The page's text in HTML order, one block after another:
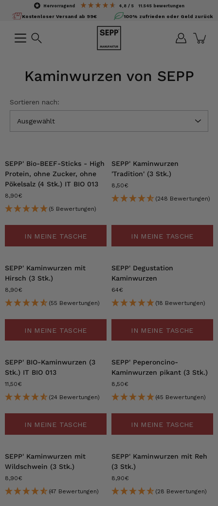
überspringen
Kostenloser Versand ab 99€
hervorragend 4,8 / 5 11.545 bewertungen
100% zufrieden oder Geld zurück
Kaminwurzen von SEPP
Sortieren nach:
Ausgewählt
SEPP' Bio-BEEF-Sticks - High
Protein, ohne Zucker, ohne
Pökelsalz (4 Stk.) IT BIO 013
8,90€
(5 Bewertungen)
IN MEINE TASCHE
SEPP' Kaminwurzen
'Tradition' (3 Stk.)
8,50€
(248 Bewertungen)
IN MEINE TASCHE
SEPP' Kaminwurzen mit
Hirsch (3 Stk.)
8,90€
(55 Bewertungen)
IN MEINE TASCHE
SEPP' Degustation
Kaminwurzen
64€
(18 Bewertungen)
IN MEINE TASCHE
SEPP' BIO-Kaminwurzen (3
Stk.) IT BIO 013
11,50€
(24 Bewertungen)
IN MEINE TASCHE
SEPP' Peperoncino-
Kaminwurzen pikant (3 Stk.)
8,50€
(45 Bewertungen)
IN MEINE TASCHE
SEPP' Kaminwurzen mit
Wildschwein (3 Stk.)
8,90€
(47 Bewertungen)
SEPP' Kaminwurzen mit Reh
(3 Stk.)
8,90€
(28 Bewertungen)